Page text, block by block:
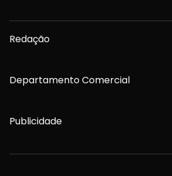
Redação
Departamento Comercial
Publicidade